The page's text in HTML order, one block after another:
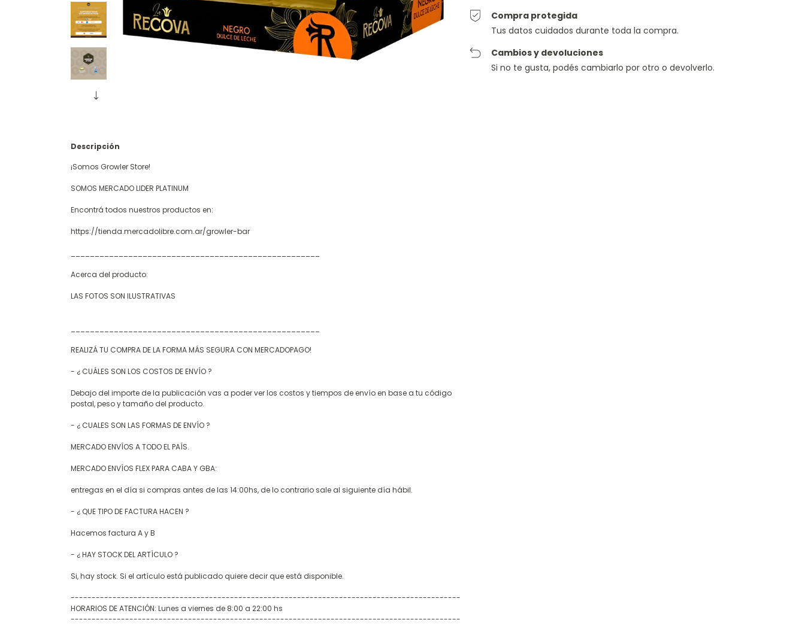
Compra protegida
Tus datos cuidados durante toda la compra.
Cambios y devoluciones
Si no te gusta, podés cambiarlo por otro o devolverlo.
Descripción
¡Somos Growler Store!
SOMOS MERCADO LIDER PLATINUM
Encontrá todos nuestros productos en:
https://tienda.mercadolibre.com.ar/growler-bar
Acerca del producto:
LAS FOTOS SON ILUSTRATIVAS
REALIZÁ TU COMPRA DE LA FORMA MÁS SEGURA CON MERCADOPAGO!
- ¿ CUÁLES SON LOS COSTOS DE ENVÍO ?
Debajo del importe de la publicación vas a poder ver los costos y tiempos de envío en base a tu código
postal, peso y tamaño del producto.
- ¿ CUALES SON LAS FORMAS DE ENVÍO ?
MERCADO ENVÍOS A TODO EL PAÍS.
MERCADO ENVÍOS FLEX PARA CABA Y GBA:
entregas en el día si compras antes de las 14:00hs, de lo contrario sale al siguiente día hábil.
- ¿ QUE TIPO DE FACTURA HACEN ?
Hacemos factura A y B
- ¿ HAY STOCK DEL ARTÍCULO ?
Si, hay stock. Si el artículo está publicado quiere decir que está disponible.
---------------------------------------------------------------------------------------------
HORARIOS DE ATENCIÓN: Lunes a viernes de 8:00 a 22:00 hs
---------------------------------------------------------------------------------------------